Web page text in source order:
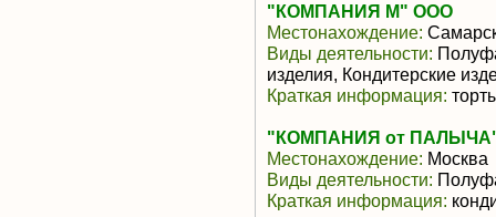
"КОМПАНИЯ М" ООО
Местонахождение:
Виды деятельности:
изделия, Кондитерские
Краткая информация:
"КОМПАНИЯ от
Местонахождение: Москва
Виды деятельности:
Краткая информация: